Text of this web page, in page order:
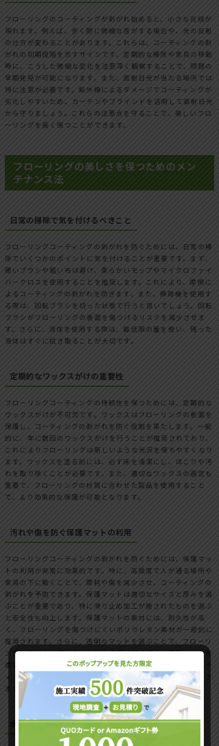
フローリングのコーティングが剥がれ始めると、小さな兆候が
現れます。例えば、歩く際に微細な音がする場合や、光の反射
の仕方が変わることがあります。これらは、コーティングの剥
がれの初期段階を示すサインです。定期的な掃除や家具の移動
時に、こうした微細な変化を注意深く観察することで、問題の
早期発見が可能になります。また、直射日光が当たる場所では
特に注意が必要です。紫外線によるダメージでコーティングが
劣化しやすいため、カーテンやブラインドを活用して直射日光
から守りましょう。これらの注意点を守ることで、美しいフロ
ーリングを長く保つことができます。
フローリングの美しさを保つためのメン
テナンス法
日常の掃除で気を付けるべきこと
フローリングコーティングの剥がれを防ぐためには、日常の掃
除でいくつかのポイントに気を付けることが重要です。まず、
硬いブラシや粗い布は避け、柔らかいモップやマイクロファイ
バークロスを使用することを推奨します。これにより、摩擦に
よるコーティングの剥がれを防ぎます。また、掃除機を使用す
る際は、回転ブラシを切った状態で行うと良いでしょう。回転
ブラシがフローリングの表面を傷つけるリスクを減少させま
す。さらに、液体を使用する際は、最低限の量を使い、残った
液体はすぐに拭き取ることが大切です。
定期的なワックスがけの重要性
フローリングコーティングの持続性を保つためには、定期的な
ワックスがけが不可欠です。ワックスはフローリングの表面を
保護し、コーティングの剥がれを防ぐ役割を果たします。一般
的に、年に数回のワックスがけを行うことが推奨されており、
これによりフローリングは新しいような光沢を保ちやすくなり
ます。ワックスを塗る前には、必ず床を清潔にし、ほこりや汚
れを取り除くことが必要です。また、適切なワックスの選定も
重要で、フローリングの材質に合わせた製品を使用すること
で、より効果的な保護が可能となります。
汚れや傷を防ぐ保護マットの利用
フローリングコーティングの剥がれを防ぐためには、保護マッ
トの利用が非常に効果的です。特に、高頻度で人が通る場所や
家具の下に敷くことで、摩耗や傷を減少させ、コーティングの
剥がれを予防できます。保護マットは適切なサイズと厚みを選
ぶことが重要であり、特に滑り止め加工が施されたものを選ぶ
と安全性も向上します。保護マットの素材には、耐久性が高
く、フローリングを傷つけにくいポリウレタン素材が一般的に
推奨されます。さらに、透明なマットを選ぶことで、フローリ
ングの美しさを損なうことなく保護が可能です。保護マットを
適切に活用することで、日常的な負荷からフローリングコーテ
ィングを守り、長期間にわたって美しさを維持することができ
ます。
水分を避けるための工夫